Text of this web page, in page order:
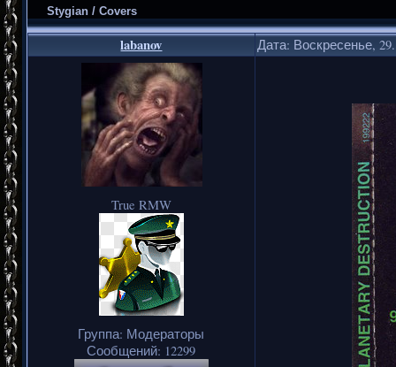
Stygian / Covers
labanov Дата: Воскресенье,
True RMW
Группа: Модераторы
Сообщений: 12299